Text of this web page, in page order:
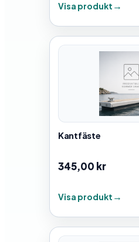
Visa produkt
Kantfäste
345,00 kr
Visa produkt